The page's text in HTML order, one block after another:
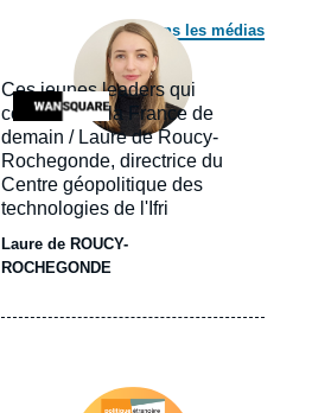
Dans les médias
Logo
Image
principale
médiatique
Ces jeunes leaders qui
construisent la France de
demain / Laure de Roucy-
Rochegonde, directrice du
Centre géopolitique des
technologies de l'Ifri
Laure de ROUCY-
ROCHEGONDE
Image